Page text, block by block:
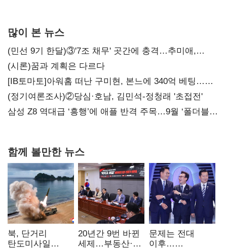
많이 본 뉴스
(민선 9기 한달)③'7조 채무' 곳간에 충격…추미애,
20년만에 '비상재정' 선언 승부수
(시론)꿈과 계획은 다르다
[IB토마토]아워홈 떠난 구미현, 본느에 340억 베팅…
가족 지배체제 구축
(정기여론조사)②당심·호남, 김민석-정청래 '초접전'
삼성 Z8 역대급 ‘흥행’에 애플 반격 주목…9월 ‘폴더블
함께 볼만한 뉴스
북, 단거리
탄도미사일
20년간 9번 바뀐
세제…부동산·
문제는 전대
이후…